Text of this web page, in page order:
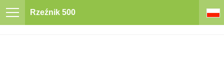
Rzeźnik 500